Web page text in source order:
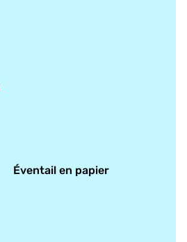
Éventail en papier